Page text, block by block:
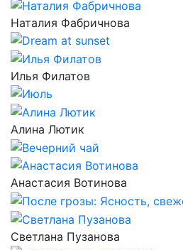
Наталия Фабричнова
Илья Филатов
Алина Лютик
Анастасия Вотинова
Светлана Пузанова